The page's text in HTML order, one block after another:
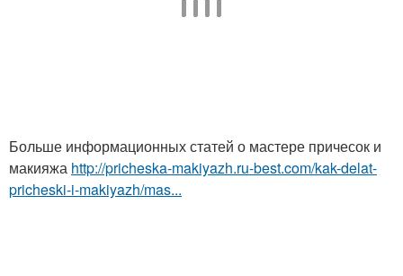
Больше информационных статей о мастере причесок и
макияжа http://pricheska-makiyazh.ru-best.com/kak-delat-
pricheski-i-makiyazh/mas...